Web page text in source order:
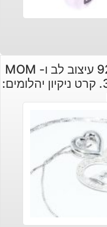
תליון ושרשרת כסף 925 עיצוב לב ו- MOM
ובשיבוץ 34 יהלומים 30. קרט ניקיון יהלומים: